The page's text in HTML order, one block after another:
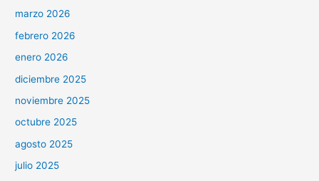
marzo 2026
febrero 2026
enero 2026
diciembre 2025
noviembre 2025
octubre 2025
agosto 2025
julio 2025